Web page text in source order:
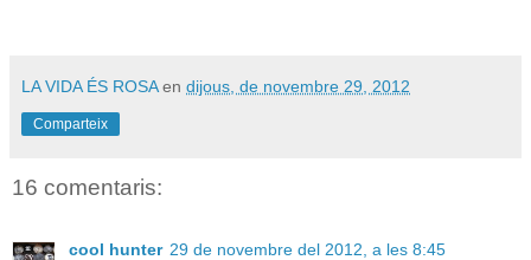
LA VIDA ÉS ROSA en dijous, de novembre 29, 2012
Comparteix
16 comentaris:
cool hunter 29 de novembre del 2012, a les 8:45